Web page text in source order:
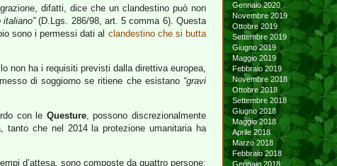
difatti, dice che un clandestino può non
(D.Lgs. 286/98, art. 5 comma 6). Questa
sono i permessi dati al clandestino che si butta
non ha i requisiti previsti dalla direttiva europea,
di soggiorno se ritiene che esistano “gravi
con le Questure, possono discrezionalmente
tanto che nel 2014 la protezione umanitaria ha
d’attesa, sono composte da quattro persone:
Gennaio 2020
Novembre 2019
Ottobre 2019
Settembre 2019
Giugno 2019
Maggio 2019
Febbraio 2019
Novembre 2018
Ottobre 2018
Settembre 2018
Giugno 2018
Maggio 2018
Aprile 2018
Marzo 2018
Febbraio 2018
Gennaio 2018